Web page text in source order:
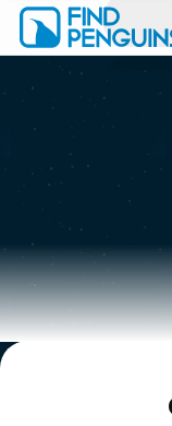
Print a book
Flyover
Explore